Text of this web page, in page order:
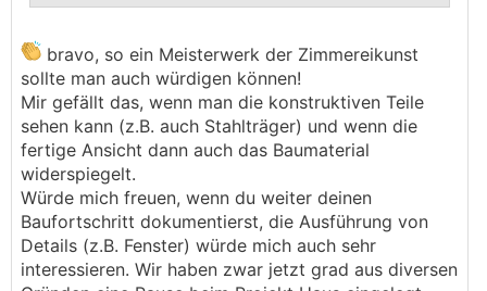
..
bravo, so ein Meisterwerk der Zimmereikunst
sollte man auch würdigen können!
Mir gefällt das, wenn man die konstruktiven Teile
sehen kann (z.B. auch Stahlträger) und wenn die
fertige Ansicht dann auch das Baumaterial
widerspiegelt.
Würde mich freuen, wenn du weiter deinen
Baufortschritt dokumentierst, die Ausführung von
Details (z.B. Fenster) würde mich auch sehr
interessieren. Wir haben zwar jetzt grad aus diversen